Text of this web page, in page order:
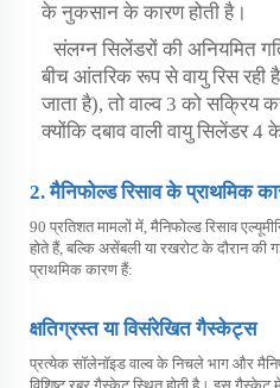
के नुकसान के कारण होती है।
संलग्न सिलेंडरों की अनियमित
बीच आंतरिक रूप से वायु रिस रही
जाता है), तो वाल्व 3 को सक्रिय
क्योंकि दबाव वाली वायु सिलेंडर 4 के
2. मैनिफोल्ड रिसाव के प्राथमिक
90 प्रतिशत मामलों में, मैनिफोल्ड रिसाव
होते हैं, बल्कि असेंबली या रखरोट के दौरान की
प्राथमिक कारण हैं:
क्षतिग्रस्त या विसंरेखित गैस्केट्स
प्रत्येक सॉलेनॉइड वाल्व के निचले भाग और